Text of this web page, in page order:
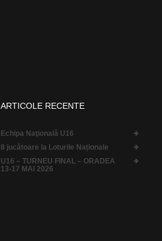
ARTICOLE RECENTE
Echipa Naţională U16
8 jucătoare la Loturile Naționale
U16 – TURNEU FINAL – ORADEA
13-17 MAI 2026